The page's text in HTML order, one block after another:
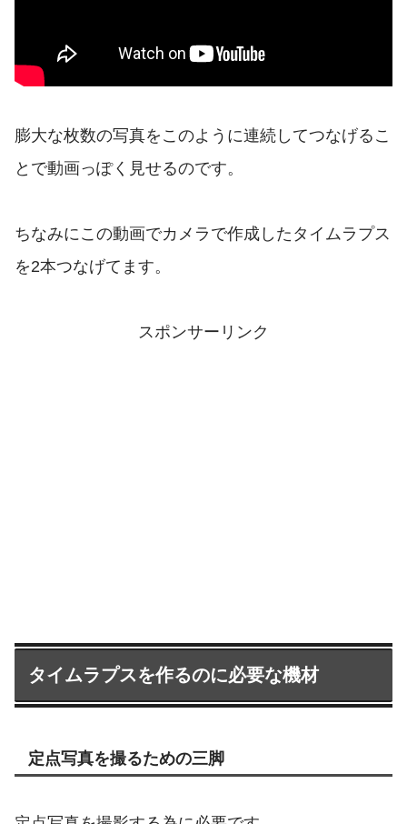
膨大な枚数の写真をこのように連続してつなげるこ
とで動画っぽく見せるのです。
ちなみにこの動画でカメラで作成したタイムラプス
を2本つなげてます。
スポンサーリンク
タイムラプスを作るのに必要な機材
定点写真を撮るための三脚